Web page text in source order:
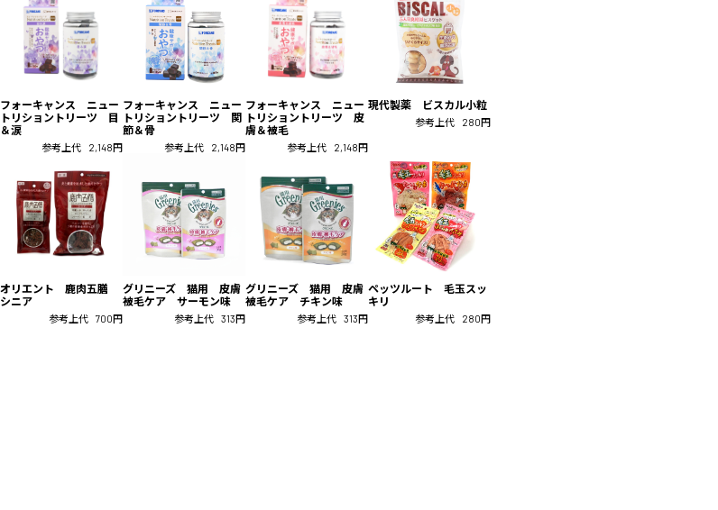
掃除・消臭 その他
フォーキャンス ニュー
トリショントリーツ 目
＆涙
参考上代 2,148円
フォーキャンス ニュー
トリショントリーツ 関
節＆骨
参考上代 2,148円
フォーキャンス ニュー
トリショントリーツ 皮
膚＆被毛
参考上代 2,148円
現代製薬 ビスカル小粒
参考上代 280円
オリエント 鹿肉五膳
シニア
参考上代 700円
グリニーズ 猫用 皮膚
被毛ケア サーモン味
参考上代 313円
グリニーズ 猫用 皮膚
被毛ケア チキン味
参考上代 313円
ペッツルート 毛玉スッ
キリ
参考上代 280円